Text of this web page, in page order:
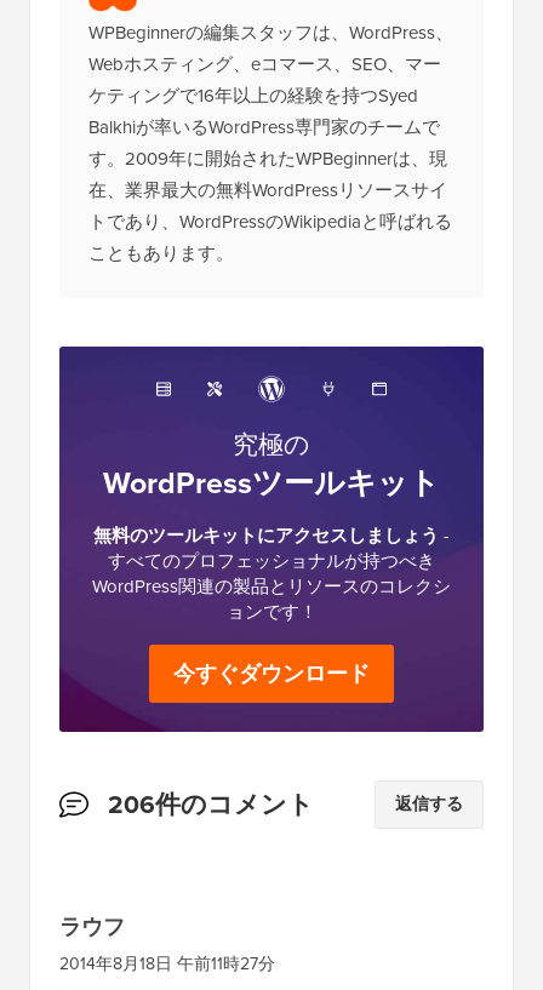
WPBeginnerの編集スタッフは、WordPress、
Webホスティング、eコマース、SEO、マー
ケティングで16年以上の経験を持つSyed
Balkhiが率いるWordPress専門家のチームで
す。2009年に開始されたWPBeginnerは、現
在、業界最大の無料WordPressリソースサイ
トであり、WordPressのWikipediaと呼ばれる
こともあります。
究極の
WordPressツールキット
無料のツールキットにアクセスしましょう -
すべてのプロフェッショナルが持つべき
WordPress関連の製品とリソースのコレクシ
ョンです！
今すぐダウンロード
読
の
イ
206件のコメント 返信する
ラウフ
2014年8月18日 午前11時27分